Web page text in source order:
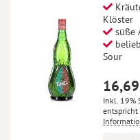
Klöster
süße
Sour
Inkl. 19%